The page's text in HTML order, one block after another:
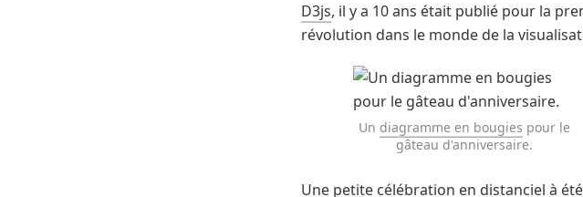
D3js, il y a 10 ans était publié pour la
révolution dans le monde de la
Un diagramme en bougies pour le
gâteau d'anniversaire.
Une petite célébration en distanciel à